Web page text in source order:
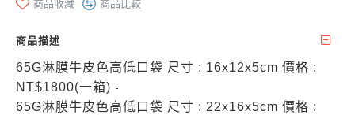
商品收藏 商品比較
商品描述
65G淋膜牛皮色高低口袋 尺寸 : 16x12x5cm 價格 :
NT$1800(一箱) -
65G淋膜牛皮色高低口袋 尺寸 : 22x16x5cm 價格 :